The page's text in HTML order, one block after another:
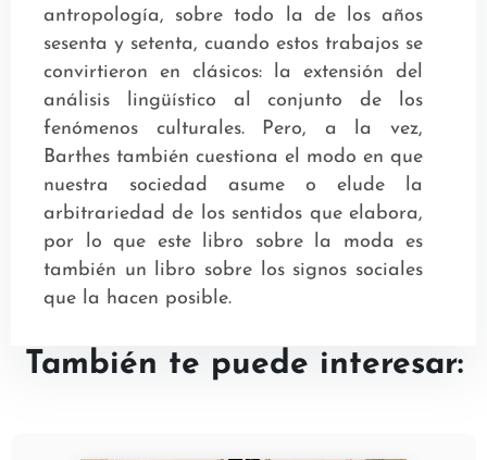
antropología, sobre todo la de los años
sesenta y setenta, cuando estos trabajos se
convirtieron en clásicos: la extensión del
análisis lingüístico al conjunto de los
fenómenos culturales. Pero, a la vez,
Barthes también cuestiona el modo en que
nuestra sociedad asume o elude la
arbitrariedad de los sentidos que elabora,
por lo que este libro sobre la moda es
también un libro sobre los signos sociales
que la hacen posible.
También te puede interesar: